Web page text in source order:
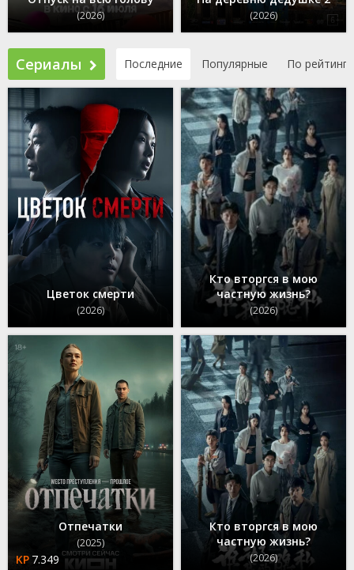
(2026) (2026)
Сериалы Последние Популярные По рейтингу
Цветок смерти
(2026)
Кто вторгся в мою
частную жизнь?
(2026)
Отпечатки
(2025)
7.349
Кто вторгся в мою
частную жизнь?
(2026)